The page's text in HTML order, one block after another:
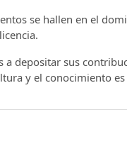
se hallen en el
a depositar sus
y el conocimiento